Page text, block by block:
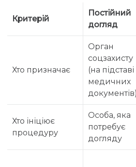
Критерій
Постійний
догляд
Хто призначає
Орган
соцзахисту
(на підставі
медичних
документів)
Хто ініціює
процедуру
Особа, яка
потребує
догляду